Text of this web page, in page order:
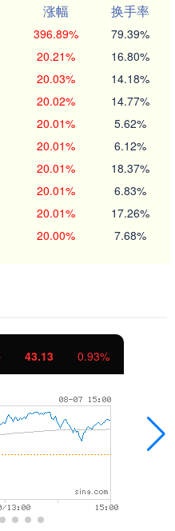
涨幅
换手率
396.89% 79.39%
20.21% 16.80%
20.03% 14.18%
20.02% 14.77%
20.01% 5.62%
20.01% 6.12%
20.01% 18.37%
20.01% 6.83%
20.01% 17.26%
20.00% 7.68%
1134.24 11.37